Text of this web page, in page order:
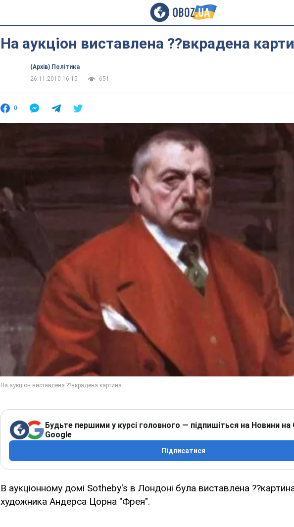
На аукціон виставлена ??вкрадена
(Архів) Політика
26.11.2010 16:15
651
0
Будьте першими у курсі головного — підпишіться на Новини на
Google
Підписатися
В аукціонному домі Sotheby's в Лондоні була виставлена
художника Андерса Цорна "Фрея".